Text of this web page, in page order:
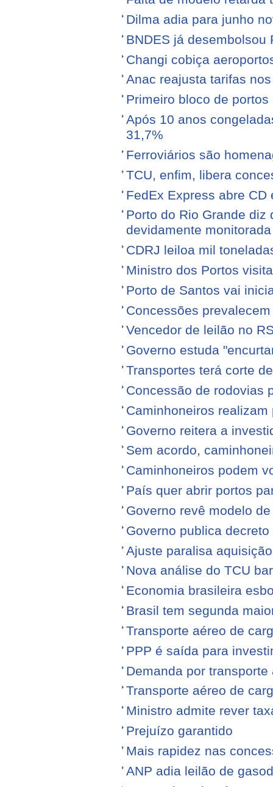
Dilma adia para junho
BNDES já
Changi cobiça
Anac reajusta tarifas
Primeiro bloco de
Após 10 anos
31,7%
Ferroviários são
TCU, enfim, libera
FedEx Express abre CD
Porto do Rio Grande
devidamente monitorada
CDRJ leiloa mil
Ministro dos Portos
Porto de Santos vai
Concessões
Vencedor de leilão no
Governo estuda
Transportes terá corte
Concessão de rodovias
Caminhoneiros
Governo reitera a
Sem acordo,
Caminhoneiros podem
País quer abrir portos
Governo revê modelo
Governo publica
Ajuste paralisa
Nova análise do TCU
Economia brasileira
Brasil tem segunda
Transporte aéreo de
PPP é saída para
Demanda por
Transporte aéreo de
Ministro admite rever
Prejuízo garantido
Mais rapidez nas
ANP adia leilão de